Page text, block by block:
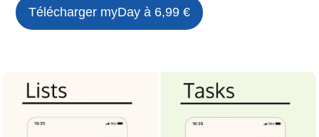
Télécharger myDay à 6,99 €